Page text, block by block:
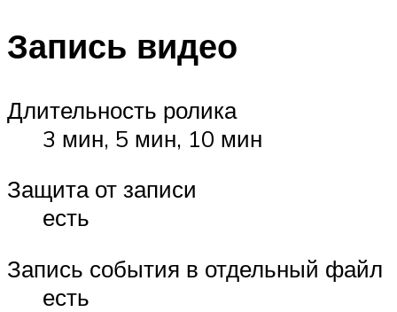
Запись видео
Длительность ролика
3 мин, 5 мин, 10 мин
Защита от записи
есть
Запись события в отдельный файл
есть